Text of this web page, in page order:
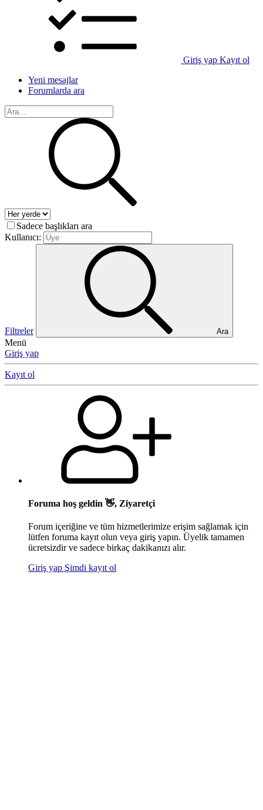
Giriş yap Kayıt ol
Yeni mesajlar
Forumlarda ara
Sadece başlıkları ara
Kullanıcı:
Filtreler Ara
Menü
Giriş yap
Kayıt ol
Foruma hoş geldin 👋, Ziyaretçi
Forum içeriğine ve tüm hizmetlerimize erişim sağlamak için
lütfen foruma kayıt olun veya giriş yapın. Üyelik tamamen
ücretsizdir ve sadece birkaç dakikanızı alır.
Giriş yap Şimdi kayıt ol